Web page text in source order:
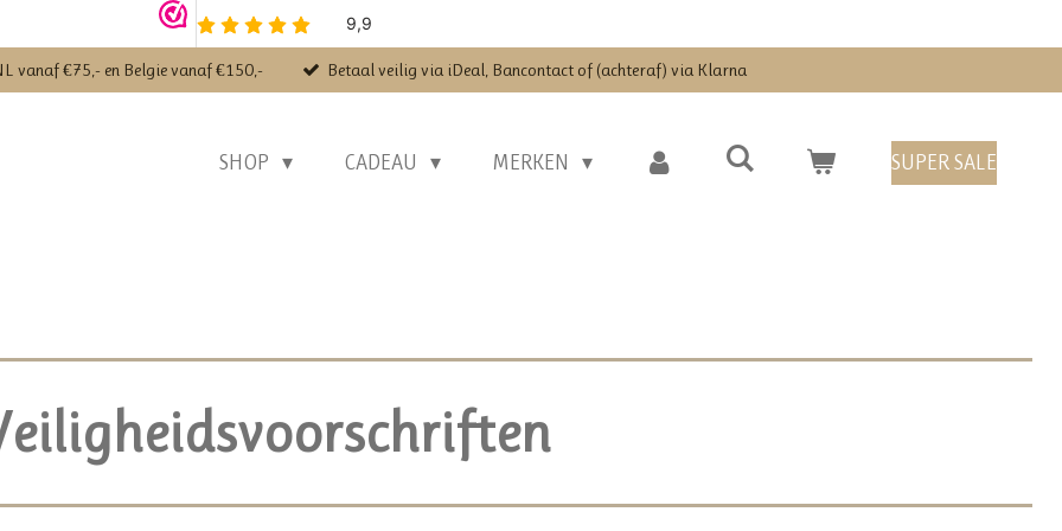
vanaf €75,- en Belgie vanaf €150,- Betaal veilig via iDeal, Bancontact of (achteraf) via Klarna
SHOP CADEAU MERKEN SUPER SALE